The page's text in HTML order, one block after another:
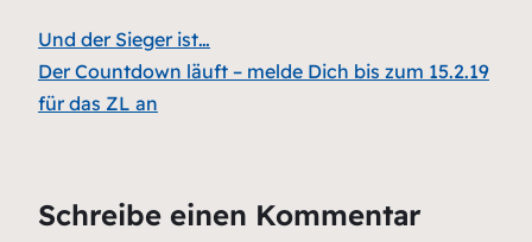
Und der Sieger ist…
Der Countdown läuft – melde Dich bis zum 15.2.19
für das ZL an
Schreibe einen Kommentar